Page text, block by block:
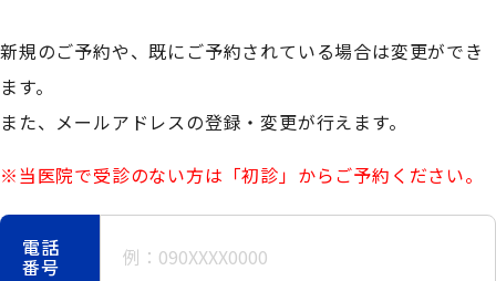
新規のご予約や、既にご予約されている場合は変更ができ
ます。
また、メールアドレスの登録・変更が行えます。
※当医院で受診のない方は「初診」からご予約ください。
電話
番号